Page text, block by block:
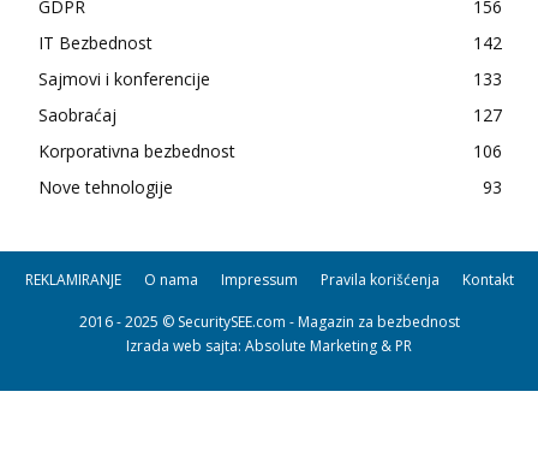
GDPR
156
IT Bezbednost
142
Sajmovi i konferencije
133
Saobraćaj
127
Korporativna bezbednost
106
Nove tehnologije
93
REKLAMIRANJE O nama Impressum Pravila korišćenja Kontakt
2016 - 2025 © SecuritySEE.com - Magazin za bezbednost
Izrada web sajta: Absolute Marketing & PR